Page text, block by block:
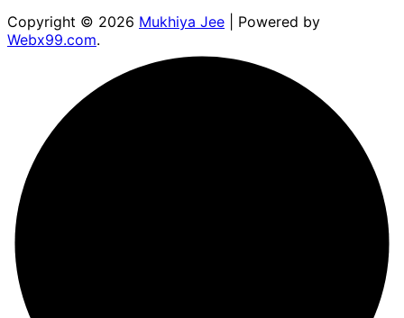
Copyright © 2026 Mukhiya Jee | Powered by
Webx99.com.